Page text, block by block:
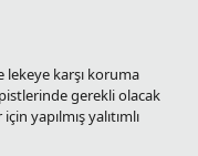
lekeye karşı koruma
gerekli olacak
yapılmış yalıtımlı